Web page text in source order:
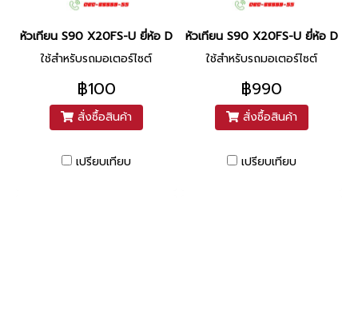
หัวเทียน S90 X20FS-U ยี่ห้อ Denso (1หัว) By ไทยนำอะไหล่ยนต์
ใช้สำหรับรถมอเตอร์ไซต์
฿100
สั่งซื้อสินค้า
เปรียบเทียบ
หัวเทียน S90 X20FS-U ยี่ห้อ
ใช้สำหรับรถมอเตอร์ไซต์
฿990
สั่งซื้อสินค้า
เปรียบเทียบ